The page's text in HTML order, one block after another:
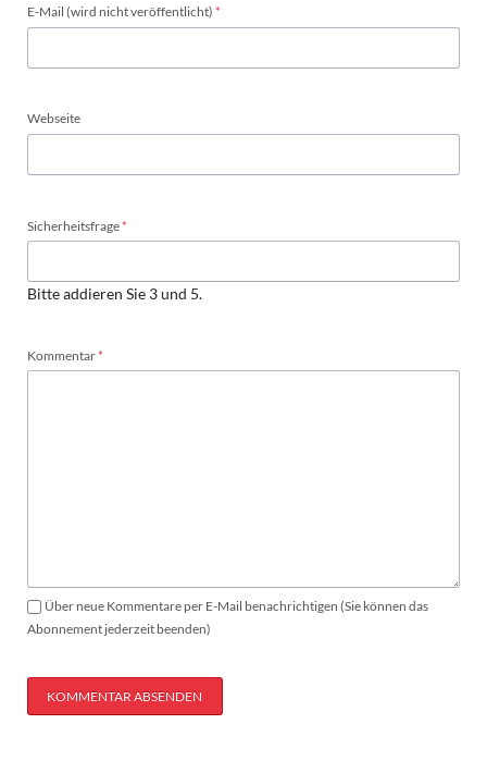
Pflichtfeld
E-Mail (wird nicht veröffentlicht) *
Webseite
Pflichtfeld
Sicherheitsfrage*
Bitte addieren Sie 3 und 5.
Pflichtfeld
Kommentar*
Über neue Kommentare per E-Mail benachrichtigen (Sie können das
Abonnement jederzeit beenden)
KOMMENTAR ABSENDEN